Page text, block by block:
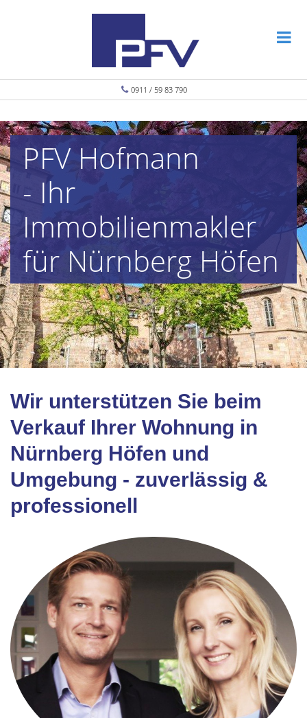
0911 / 59 83 790
PFV Hofmann
- Ihr
Immobilienmakler
für Nürnberg Höfen
Wir unterstützen Sie beim
Verkauf Ihrer Wohnung in
Nürnberg Höfen und
Umgebung - zuverlässig &
professionell